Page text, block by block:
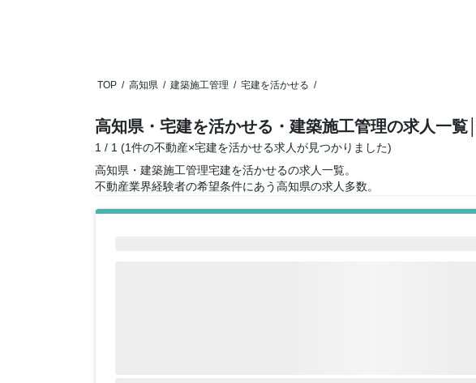
TOP / 高知県 / 建築施工管理 / 宅建を活かせる /
高知県・宅建を活かせる・建築施工管理の求人一覧
1 / 1 (1件の不動産×宅建を活かせる求人が見つかりました)
高知県・建築施工管理宅建を活かせるの求人一覧。
不動産業界経験者の希望条件にあう高知県の求人多数。